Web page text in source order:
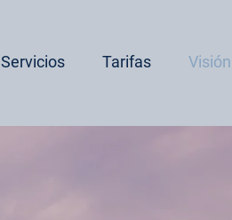
Servicios Tarifas Visión